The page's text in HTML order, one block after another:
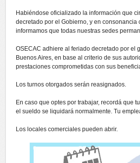
Habiéndose oficializado la información que
decretado por el Gobierno, y en
informamos que todas nuestras sedes
OSECAC adhiere al feriado decretado por
Buenos Aires, en base al criterio de sus
prestaciones comprometidas con sus
Los turnos otorgados serán reasignados.
En caso que optes por trabajar, recordá que
el sueldo se liquidará normalmente. Tu
Los locales comerciales pueden abrir.